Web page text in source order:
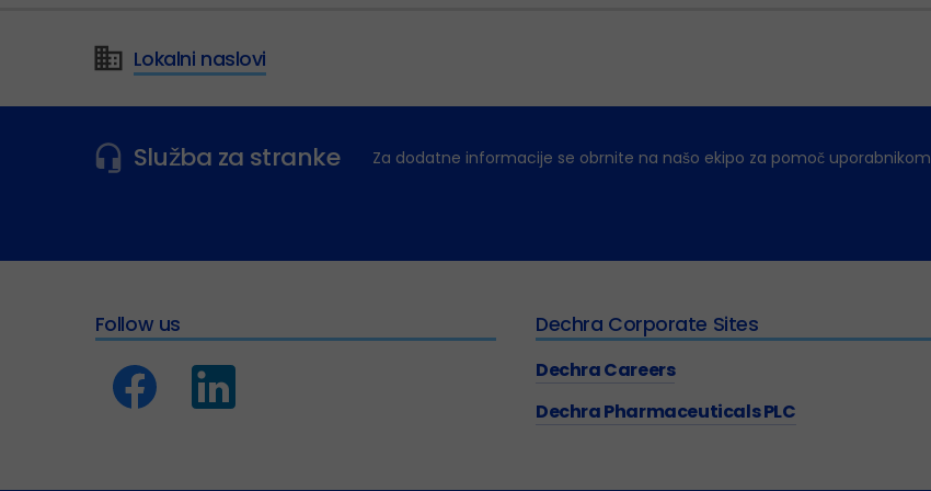
Lokalni naslovi
Služba za stranke Za dodatne informacije se obrnite na našo ekipo za pomoč uporabnikom
Follow us Dechra Corporate Sites
Dechra Careers
Dechra Pharmaceuticals PLC